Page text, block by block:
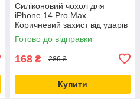
Силіконовий чохол для
iPhone 14 Pro Max
Коричневий захист від ударів
і подряпин для щоденного
використання
Готово до відправки
168 ₴ 286 ₴
Купити